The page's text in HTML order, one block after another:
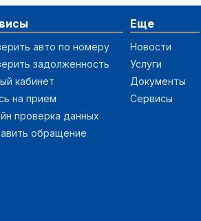
авто по номеру
задолженность
кабинет
на прием
проверка данных
обращение
Еще
Новости
Услуги
Документы
Сервисы